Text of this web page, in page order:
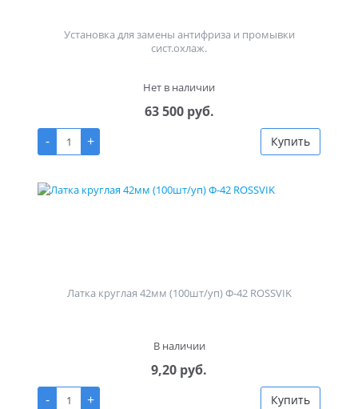
Установка для замены антифриза и промывки
сист.охлаж.
Нет в наличии
63 500 руб.
-
+ Купить
Латка круглая 42мм (100шт/уп) Ф-42 ROSSVIK
В наличии
9,20 руб.
-
+ Купить